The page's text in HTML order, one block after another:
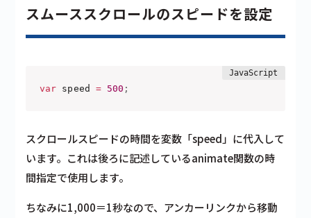
スムーススクロールのスピードを設定
var speed = 500 ;
スクロールスピードの時間を変数「speed」に代入して
います。 これは後ろに記述しているanimate関数の時
間指定で使用します。
ちなみに1,000＝1秒なので、アンカーリンクから移動